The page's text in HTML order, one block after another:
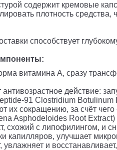
содержит кремовые
плотность
способствует
витамина A, сразу
антивозрастное действие:
91 Clostridium
их сокращению, за счёт
Asphodeloides Root
схожий с липофилингом, и
капилляров, улучшает
увлажняет и